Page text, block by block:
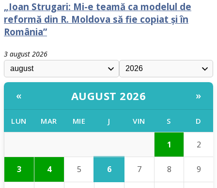
„Ioan Strugari: Mi-e teamă ca modelul de
reformă din R. Moldova să fie copiat și în
România”
3 august 2026
« AUGUST 2026 »
LUN MAR MIE J VIN S D
1 2
3 4 5 6 7 8 9